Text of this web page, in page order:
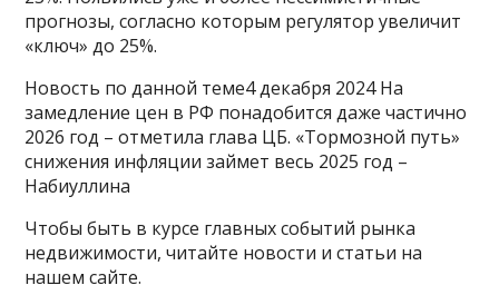
прогнозы, согласно которым регулятор увеличит
«ключ» до 25%.
Новость по данной теме4 декабря 2024 На
замедление цен в РФ понадобится даже частично
2026 год – отметила глава ЦБ. «Тормозной путь»
снижения инфляции займет весь 2025 год –
Набиуллина
Чтобы быть в курсе главных событий рынка
недвижимости, читайте новости и статьи на
нашем сайте.